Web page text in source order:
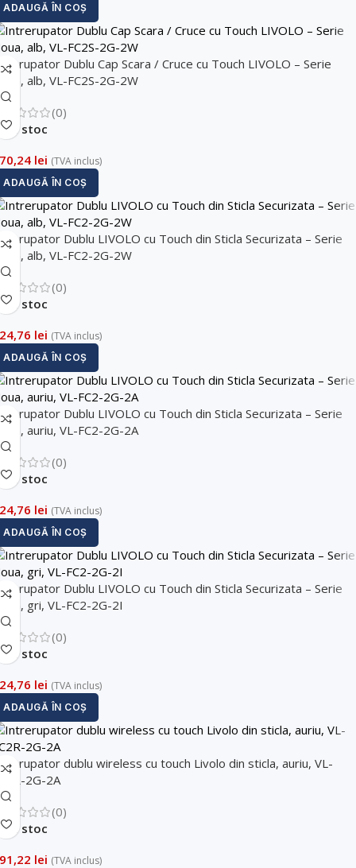
ADAUGĂ ÎN COȘ
Dublu Cap Scara / Cruce cu Touch LIVOLO – Serie
alb, VL-FC2S-2G-2W
(0)
În stoc
lei (TVA inclus)
ADAUGĂ ÎN COȘ
Dublu LIVOLO cu Touch din Sticla Securizata – Serie
alb, VL-FC2-2G-2W
(0)
În stoc
lei (TVA inclus)
ADAUGĂ ÎN COȘ
Dublu LIVOLO cu Touch din Sticla Securizata – Serie
auriu, VL-FC2-2G-2A
(0)
În stoc
lei (TVA inclus)
ADAUGĂ ÎN COȘ
Dublu LIVOLO cu Touch din Sticla Securizata – Serie
gri, VL-FC2-2G-2I
(0)
În stoc
lei (TVA inclus)
ADAUGĂ ÎN COȘ
dublu wireless cu touch Livolo din sticla, auriu, VL-
2G-2A
(0)
În stoc
lei (TVA inclus)